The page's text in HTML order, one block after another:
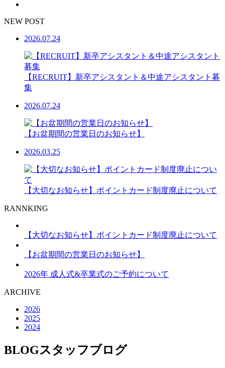
NEW POST
2026.07.24
【RECRUIT】新卒アシスタント＆中途アシスタント募
集
2026.07.24
【お盆期間の営業日のお知らせ】
2026.03.25
【大切なお知らせ】ポイントカード制度廃止について
RANNKING
【大切なお知らせ】ポイントカード制度廃止について
【お盆期間の営業日のお知らせ】
2026年 成人式&卒業式のご予約について
ARCHIVE
2026
2025
2024
BLOGスタッフブログ